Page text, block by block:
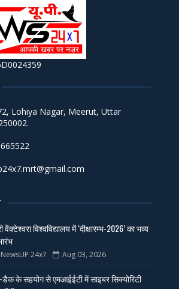
Lohiya Nagar, Meerut, Uttar
वेंक्टेश्वरा विश्वविद्यालय में ‘दीक्षारम्भ-2026’ का भव्य
NewsUP 24x7 Aug 03, 2026
डैक के सहयोग से एमआईईटी में साइबर सिक्योरिटी